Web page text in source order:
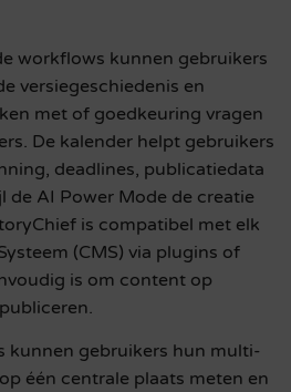
workflows kunnen gebruikers
versiegeschiedenis en
met of goedkeuring vragen
De kalender helpt gebruikers
deadlines, publicatiedata
de AI Power Mode de creatie
is compatibel met elk
(CMS) via plugins of
is om content op
kunnen gebruikers hun multi-
één centrale plaats meten en